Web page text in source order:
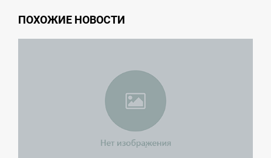
ПОХОЖИЕ НОВОСТИ